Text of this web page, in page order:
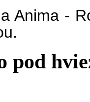
Anima -
pod